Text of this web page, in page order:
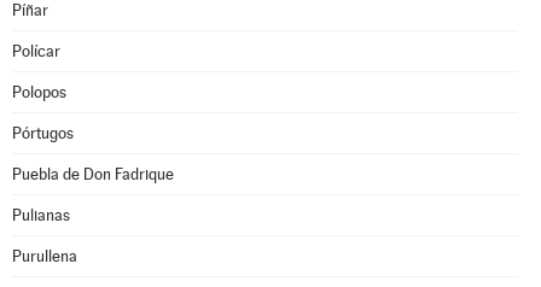
Píñar
Polícar
Polopos
Pórtugos
Puebla de Don Fadrique
Pulianas
Purullena